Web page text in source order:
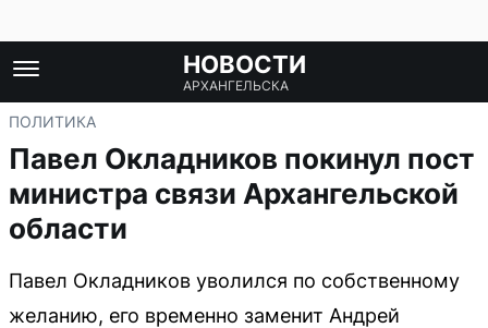
НОВОСТИ
АРХАНГЕЛЬСКА
ПОЛИТИКА
Павел Окладников покинул пост
министра связи Архангельской
области
Павел Окладников уволился по собственному
желанию, его временно заменит Андрей